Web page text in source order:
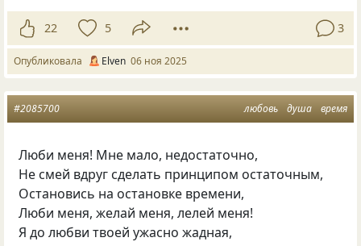
22 5 3
Опубликовала Elven 06 ноя 2025
любовь душа время
#2085700
Люби меня! Мне мало, недостаточно,
Не смей вдруг сделать принципом остаточным,
Остановись на остановке времени,
Люби меня, желай меня, лелей меня!
Я до любви твоей ужасно жадная,